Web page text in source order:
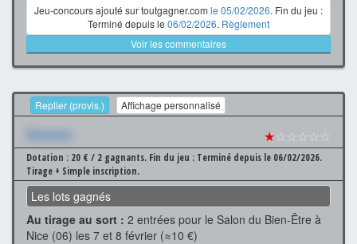
Jeu-concours ajouté sur toutgagner.com le 05/02/2026. Fin du jeu :
Terminé depuis le 06/02/2026. Règlement
Voir les commentaires
Replier (provis.) Affichage personnalisé
Xxxxxxx ★☆☆☆☆☆
Dotation : 20 € / 2 gagnants. Fin du jeu : Terminé depuis le 06/02/2026.
Tirage + Simple inscription.
Les lots gagnés
Au tirage au sort : 2 entrées pour le Salon du Bien-Être à
Nice (06) les 7 et 8 février (≈10 €)